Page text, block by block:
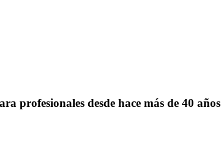
profesionales desde hace más de 40 años